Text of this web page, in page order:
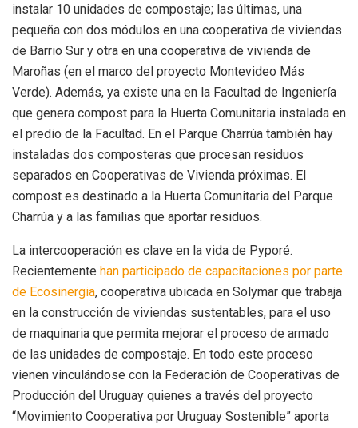
instalar 10 unidades de compostaje; las últimas, una
pequeña con dos módulos en una cooperativa de viviendas
de Barrio Sur y otra en una cooperativa de vivienda de
Maroñas (en el marco del proyecto Montevideo Más
Verde). Además, ya existe una en la Facultad de Ingeniería
que genera compost para la Huerta Comunitaria instalada en
el predio de la Facultad. En el Parque Charrúa también hay
instaladas dos composteras que procesan residuos
separados en Cooperativas de Vivienda próximas. El
compost es destinado a la Huerta Comunitaria del Parque
Charrúa y a las familias que aportar residuos.
La intercooperación es clave en la vida de Pyporé.
Recientemente han participado de capacitaciones por parte
de Ecosinergia, cooperativa ubicada en Solymar que trabaja
en la construcción de viviendas sustentables, para el uso
de maquinaria que permita mejorar el proceso de armado
de las unidades de compostaje. En todo este proceso
vienen vinculándose con la Federación de Cooperativas de
Producción del Uruguay quienes a través del proyecto
“Movimiento Cooperativa por Uruguay Sostenible” aporta